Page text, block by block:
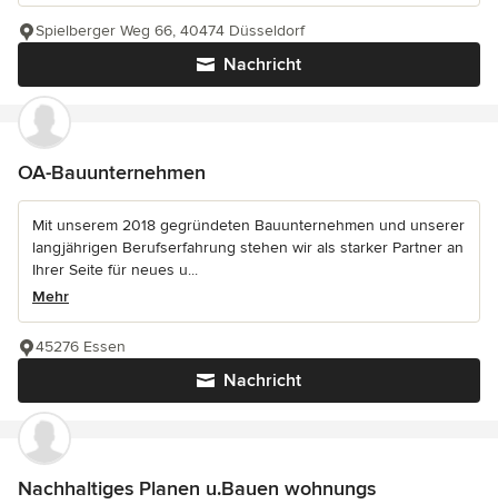
Nachricht
Spielberger Weg 66, 40474 Düsseldorf
OA-Bauunternehmen
Mit unserem 2018 gegründeten Bauunternehmen und unserer
langjährigen Berufserfahrung stehen wir als starker Partner an
Ihrer Seite für neues u...
Mehr
Nachricht
45276 Essen
Nachhaltiges Planen u.Bauen wohnungs